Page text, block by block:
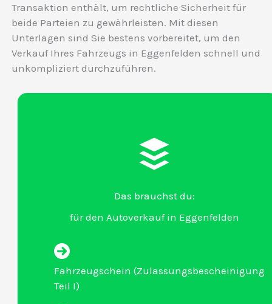
Transaktion enthält, um rechtliche Sicherheit für
beide Parteien zu gewährleisten. Mit diesen
Unterlagen sind Sie bestens vorbereitet, um den
Verkauf Ihres Fahrzeugs in Eggenfelden schnell und
unkompliziert durchzuführen.
Das brauchst du:
für den Autoverkauf in Eggenfelden
Fahrzeugschein (Zulassungsbescheinigung
Teil I)